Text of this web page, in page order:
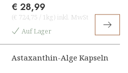
€ 28,99
(€ 724,75 / 1kg) inkl. MwSt
Auf Lager
Astaxanthin-Alge Kapseln